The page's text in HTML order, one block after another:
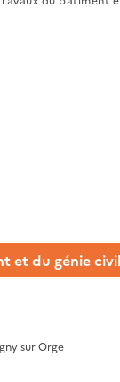
et du génie civil
sur Orge